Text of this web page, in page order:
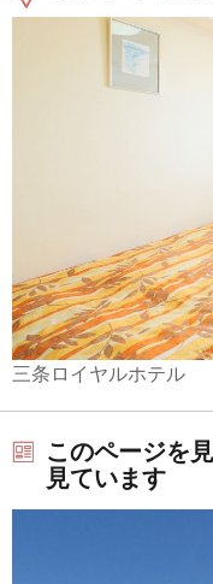
三条ロイヤルホテル
このページを
見ています